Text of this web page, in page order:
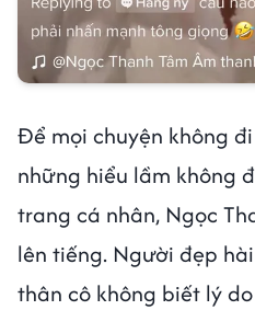
Để mọi chuyện không
những hiểu lầm không
trang cá nhân, Ngọc
lên tiếng. Người đẹp
thân cô không biết lý